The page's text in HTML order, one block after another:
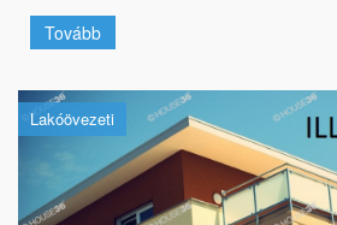
Tovább
Lakóövezeti